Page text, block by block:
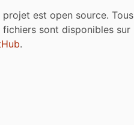
projet est open source. Tous
fichiers sont disponibles sur
.